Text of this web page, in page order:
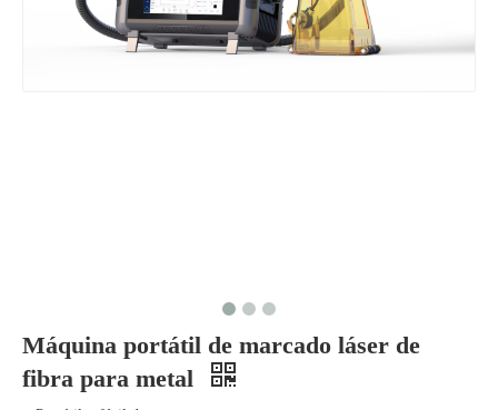
Máquina portátil de marcado láser de
fibra para metal